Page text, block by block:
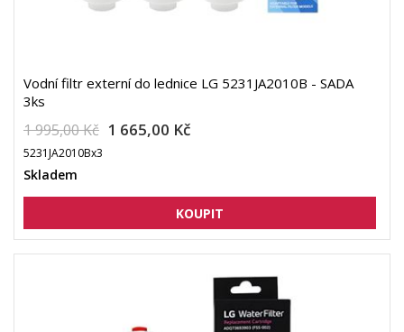
Vodní filtr externí do lednice LG 5231JA2010B - SADA
3ks
1 995,00 Kč 1 665,00 Kč
5231JA2010Bx3
Skladem